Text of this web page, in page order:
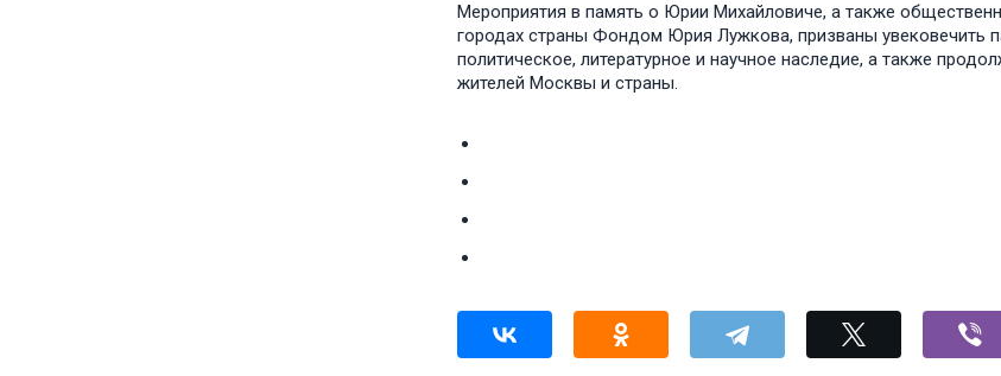
Мероприятия в память о Юрии Михайловиче, а также
городах страны Фондом Юрия Лужкова, призваны увековечить
политическое, литературное и научное наследие, а также
жителей Москвы и страны.­­